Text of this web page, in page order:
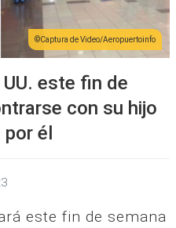
Captura de Video/Aeropuertoinfo
UU. este fin de
con su hijo
él
este fin de semana